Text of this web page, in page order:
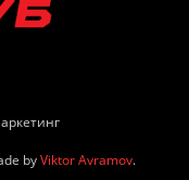
byViktor Avramov.